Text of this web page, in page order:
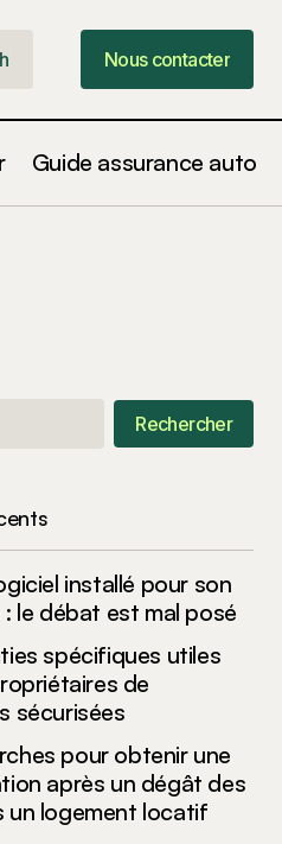
Nous contacter
Nous contacter
Guide assurance auto
Rechercher
installé pour son
le débat est mal posé
spécifiques utiles
de
sécurisées
pour obtenir une
après un dégât des
un logement locatif